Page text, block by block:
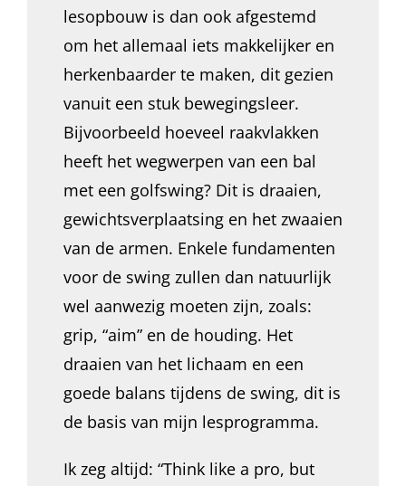
lesopbouw is dan ook afgestemd
om het allemaal iets makkelijker en
herkenbaarder te maken, dit gezien
vanuit een stuk bewegingsleer.
Bijvoorbeeld hoeveel raakvlakken
heeft het wegwerpen van een bal
met een golfswing? Dit is draaien,
gewichtsverplaatsing en het zwaaien
van de armen. Enkele fundamenten
voor de swing zullen dan natuurlijk
wel aanwezig moeten zijn, zoals:
grip, “aim” en de houding. Het
draaien van het lichaam en een
goede balans tijdens de swing, dit is
de basis van mijn lesprogramma.
Ik zeg altijd: “Think like a pro, but